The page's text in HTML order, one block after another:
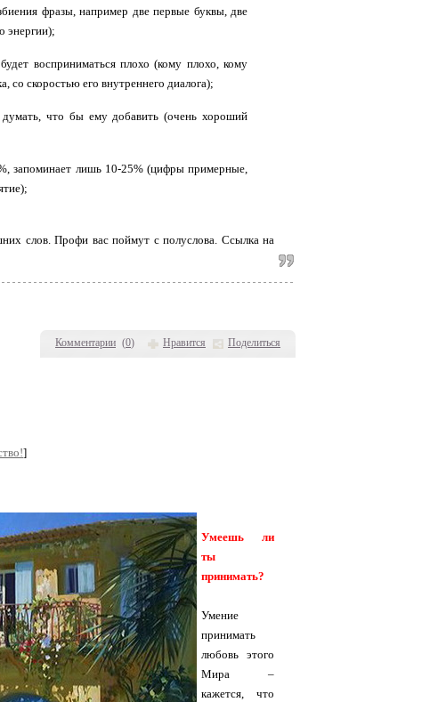
Комментарии (0) Нравится Поделиться
фразы, например две первые буквы, две
энергии);
восприниматься плохо (кому плохо, кому
со скоростью его внутреннего диалога);
что бы ему добавить (очень хороший
запоминает лишь 10-25% (цифры примерные,
слов. Профи вас поймут с полуслова. Ссылка на
]
Умеешь ли
ты
принимать?
Умение
принимать
любовь этого
Мира –
кажется, что